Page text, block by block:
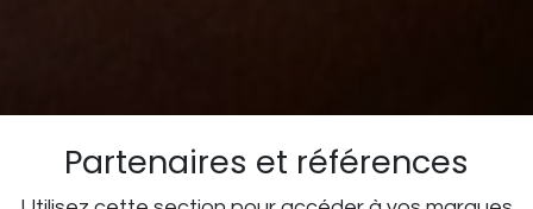
Partenaires et références